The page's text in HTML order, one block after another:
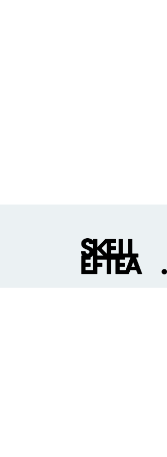
Organisationens
logotyp